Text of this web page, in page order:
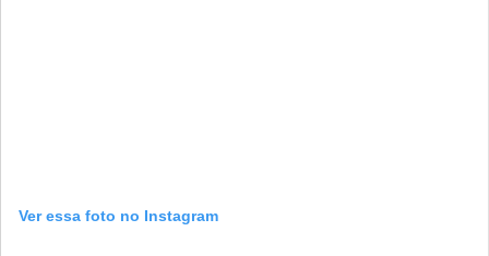
Ver essa foto no Instagram